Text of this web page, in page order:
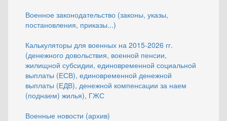
Военное законодательство (законы, указы,
постановления, приказы...)
Калькуляторы для военных на 2015-2026 гг.
(денежного довольствия, военной пенсии,
жилищной субсидии, единовременной социальной
выплаты (ЕСВ), единовременной денежной
выплаты (ЕДВ), денежной компенсации за наем
(поднаем) жилья), ГЖС
Военные новости (архив)